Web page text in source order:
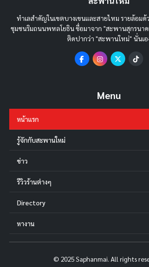
ทำเลสำคัญในเขตบางเขนและสายไหม รายล้อมด้
ชุมชนริมถนนพหลโยธิน ชื่อมาจาก "สะพานสุกรนาค
ติดปากว่า "สะพานใหม่" นั่นเอ
Menu
หน้าแรก
รู้จักกับสะพานใหม่
ข่าว
รีวิวร้านต่างๆ
Directory
หางาน
© 2025 Saphanmai. All rights